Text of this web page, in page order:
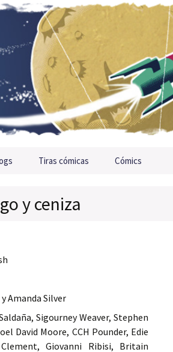
Tiras cómicas Cómics
y ceniza
Amanda Silver
Sigourney Weaver, Stephen
David Moore, CCH Pounder, Edie
Giovanni Ribisi, Britain